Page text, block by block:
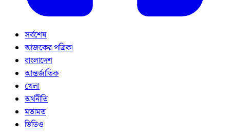
সর্বশেষ
আজকের পত্রিকা
বাংলাদেশ
আন্তর্জাতিক
খেলা
অর্থনীতি
মতামত
ভিডিও